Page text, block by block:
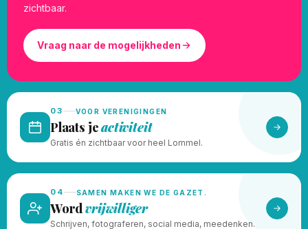
zichtbaar.
Vraag naar de mogelijkheden
03 VOOR VERENIGINGEN
Plaats jeactiviteit
Gratis én zichtbaar voor heel Lommel.
04 SAMEN MAKEN WE DE GAZET.
Wordvrijwilliger
Schrijven, fotograferen, social media, meedenken.